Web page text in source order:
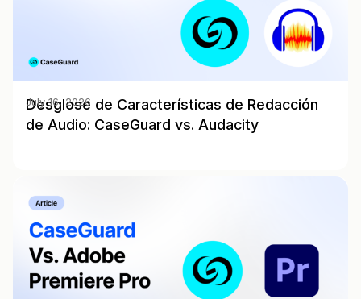
Desglose de Características de Redacción
de Audio: CaseGuard vs. Audacity
July 16, 2026